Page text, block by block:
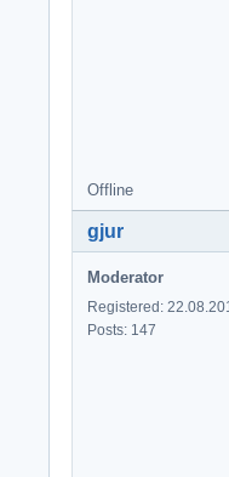
Offline
gjur
Moderator
Registered:
Posts: 147